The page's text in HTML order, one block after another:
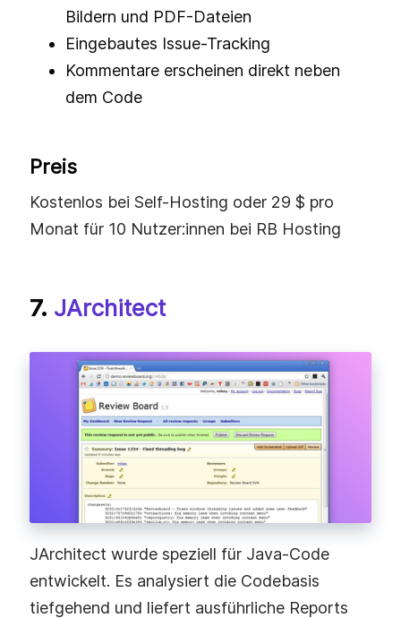
Bildern und PDF-Dateien
Eingebautes Issue-Tracking
Kommentare erscheinen direkt neben
dem Code
Preis
Kostenlos bei Self-Hosting oder 29 $ pro
Monat für 10 Nutzer:innen bei RB Hosting
7. JArchitect
JArchitect wurde speziell für Java-Code
entwickelt. Es analysiert die Codebasis
tiefgehend und liefert ausführliche Reports